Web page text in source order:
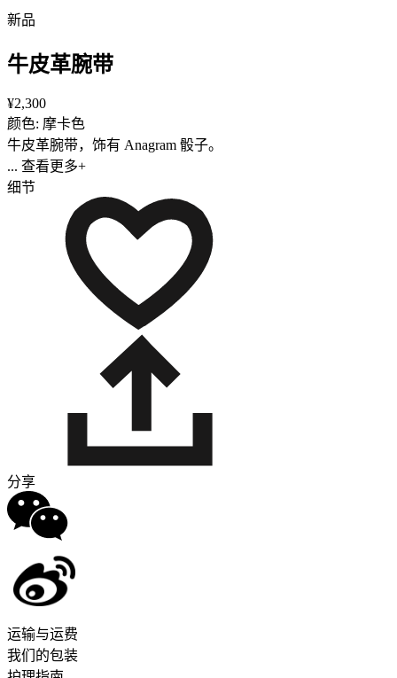
新品
牛皮革腕带
¥2,300
颜色: 摩卡色
牛皮革腕带，饰有 Anagram 骰子。
... 查看更多+
细节
分享
运输与运费
我们的包装